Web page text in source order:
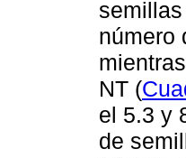
número
NT (
el 5.3 y
de